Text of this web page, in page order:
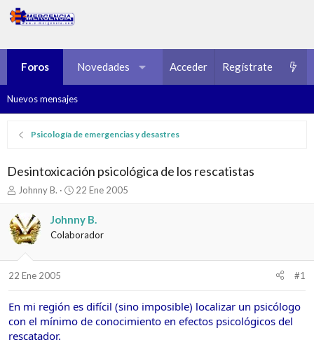
Foros Novedades Multimedia Recursos
Acceder Regístrate
Nuevos mensajes
Psicología de emergencias y desastres
Desintoxicación psicológica de los rescatistas
i
c
i
o
d
l
t
Johnny B.
F
h
a
i
i
22 Ene 2005
Johnny B.
Colaborador
22 Ene 2005 #1
En mi región es difícil (sino imposible) localizar un psicólogo
con el mínimo de conocimiento en efectos psicológicos del
rescatador.